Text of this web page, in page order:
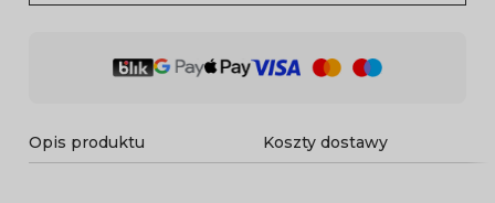
Opis produktu Koszty dostawy